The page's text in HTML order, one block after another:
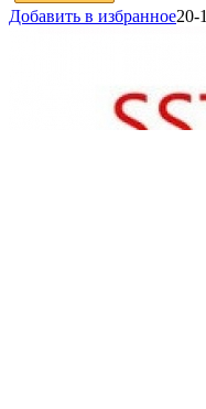
Добавить в избранное20-